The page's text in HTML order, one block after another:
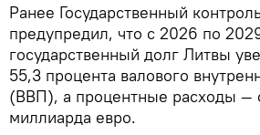
Ранее Государственный
предупредил, что с 2026 по
государственный долг Литвы
55,3 процента валового
(ВВП), а процентные расходы —
миллиарда евро.